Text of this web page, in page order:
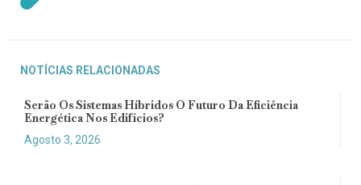
NOTÍCIAS RELACIONADAS
Serão Os Sistemas Híbridos O Futuro Da Eficiência
Energética Nos Edifícios?
Agosto 3, 2026